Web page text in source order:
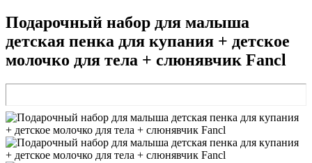
Подарочный набор для малыша
детская пенка для купания + детское
молочко для тела + слюнявчик Fancl